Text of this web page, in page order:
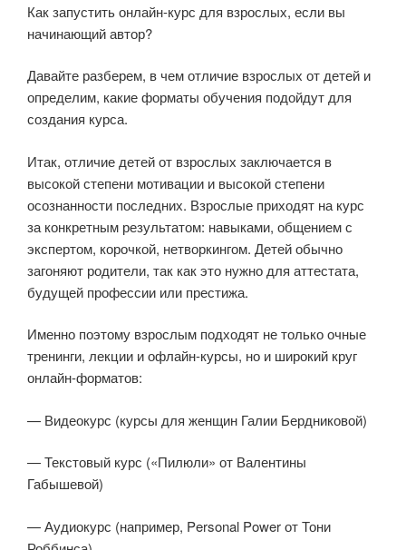
Как запустить онлайн-курс для взрослых, если вы
начинающий автор?
Давайте разберем, в чем отличие взрослых от детей и
определим, какие форматы обучения подойдут для
создания курса.
Итак, отличие детей от взрослых заключается в
высокой степени мотивации и высокой степени
осознанности последних. Взрослые приходят на курс
за конкретным результатом: навыками, общением с
экспертом, корочкой, нетворкингом. Детей обычно
загоняют родители, так как это нужно для аттестата,
будущей профессии или престижа.
Именно поэтому взрослым подходят не только очные
тренинги, лекции и офлайн-курсы, но и широкий круг
онлайн-форматов:
— Видеокурс (курсы для женщин Галии Бердниковой)
— Текстовый курс («Пилюли» от Валентины
Габышевой)
— Аудиокурс (например, Personal Power от Тони